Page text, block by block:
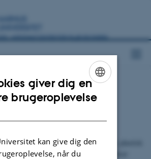
(9150)
hvor jordbunden er meget kalkrig (inkl. plastisk
i Danmark og forekommer primært, hvor
ENGLISH
giver dig en
brugeroplevelse
kan give dig den
når du